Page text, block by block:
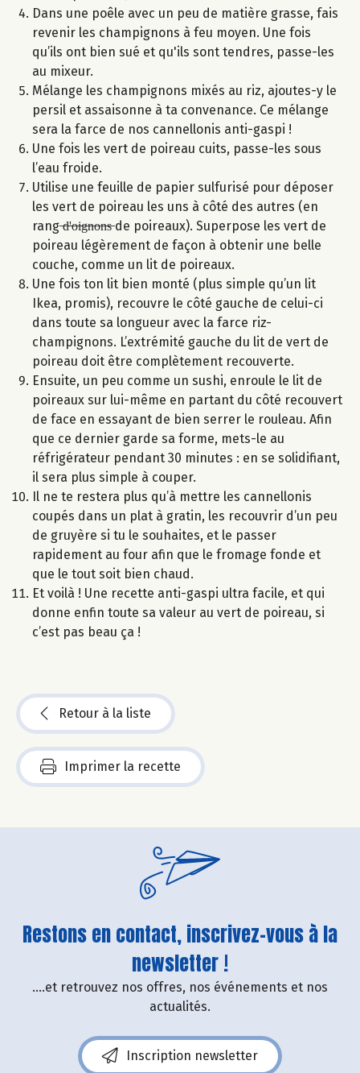
Dans une poêle avec un peu de matière grasse, fais
revenir les champignons à feu moyen. Une fois
qu’ils ont bien sué et qu'ils sont tendres, passe-les
au mixeur.
Mélange les champignons mixés au riz, ajoutes-y le
persil et assaisonne à ta convenance. Ce mélange
sera la farce de nos cannellonis anti-gaspi !
Une fois les vert de poireau cuits, passe-les sous
l’eau froide.
Utilise une feuille de papier sulfurisé pour déposer
les vert de poireau les uns à côté des autres (en
rang ̶d̶'̶o̶i̶g̶n̶o̶n̶s̶ de poireaux). Superpose les vert de
poireau légèrement de façon à obtenir une belle
couche, comme un lit de poireaux.
Une fois ton lit bien monté (plus simple qu’un lit
Ikea, promis), recouvre le côté gauche de celui-ci
dans toute sa longueur avec la farce riz-
champignons. L’extrémité gauche du lit de vert de
poireau doit être complètement recouverte.
Ensuite, un peu comme un sushi, enroule le lit de
poireaux sur lui-même en partant du côté recouvert
de face en essayant de bien serrer le rouleau. Afin
que ce dernier garde sa forme, mets-le au
réfrigérateur pendant 30 minutes : en se solidifiant,
il sera plus simple à couper.
Il ne te restera plus qu’à mettre les cannellonis
coupés dans un plat à gratin, les recouvrir d’un peu
de gruyère si tu le souhaites, et le passer
rapidement au four afin que le fromage fonde et
que le tout soit bien chaud.
Et voilà ! Une recette anti-gaspi ultra facile, et qui
donne enfin toute sa valeur au vert de poireau, si
c’est pas beau ça !
Retour à la liste
Imprimer la recette
Restons en contact, inscrivez-vous à la
newsletter !
....et retrouvez nos offres, nos événements et nos
actualités.
Inscription newsletter